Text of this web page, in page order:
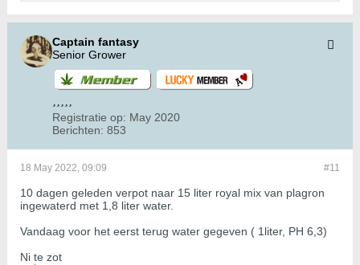
Captain fantasy
Senior Grower
Registratie op: May 2020
Berichten: 853
#11
18 May 2022, 09:09
10 dagen geleden verpot naar 15 liter royal mix van plagron
ingewaterd met 1,8 liter water.
Vandaag voor het eerst terug water gegeven ( 1liter, PH 6,3)
Ni te zot